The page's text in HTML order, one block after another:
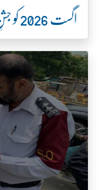
اگست 2026 کو جشنِ آزادی کا یادگار مہینہ بنانے کا فیصلہ